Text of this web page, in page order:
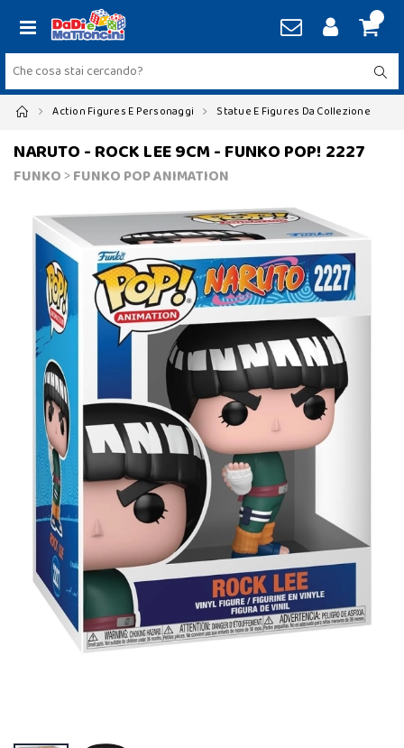
Action Figures E Personaggi Statue E Figures Da Collezione
NARUTO - ROCK LEE 9CM - FUNKO POP! 2227
FUNKO>FUNKO POP ANIMATION